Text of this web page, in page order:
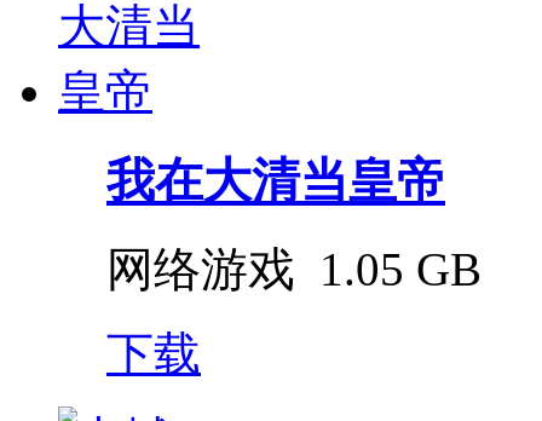
我在大清当皇帝
网络游戏 1.05 GB
下载